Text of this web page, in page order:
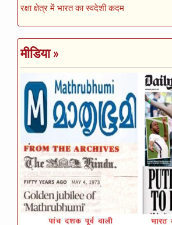
रक्षा क्षेत्र में भारत का स्वदेशी कदम
मीडिया »